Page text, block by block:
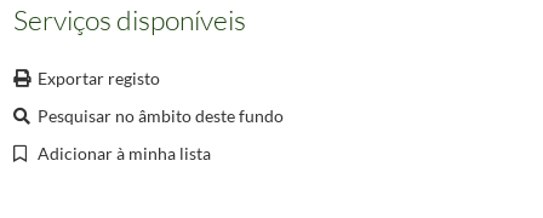
0011Castelo de S. Jorge 1972/1972
Serviços disponíveis
Exportar registo
Pesquisar no âmbito deste fundo
Adicionar à minha lista